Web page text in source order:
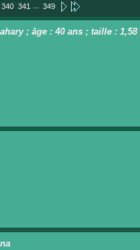
340 341 ... 349
; âge : 40 ans ; taille :